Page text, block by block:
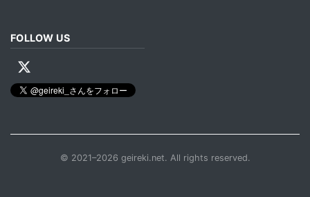
FOLLOW US
© 2021–2026 geireki.net. All rights reserved.